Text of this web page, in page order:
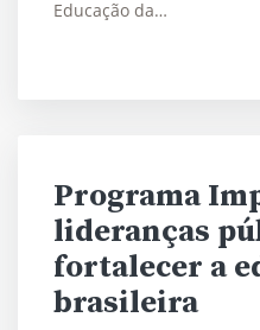
Educação da…
Programa
lideranças
fortalecer a
brasileira